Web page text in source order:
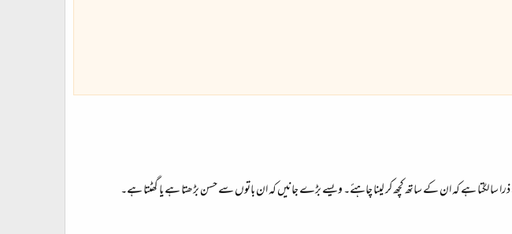
سا لگتا ہے کہ ان کے ساتھ کچھ کر لینا چاہئے۔ ویسے بڑے جانیں کہ ان باتوں سے حسن بڑھتا ہے یا گھٹتا ہے۔